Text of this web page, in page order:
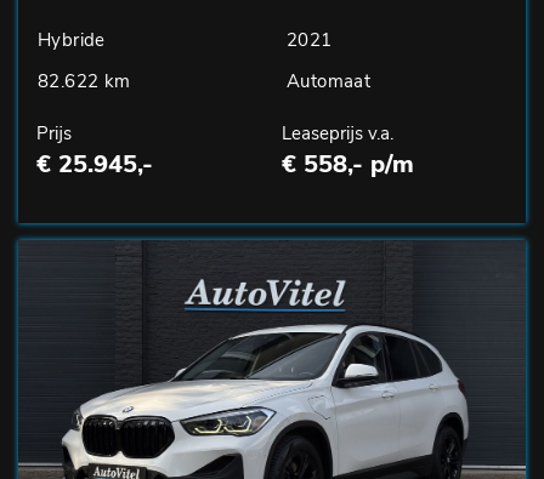
Hybride
2021
82.622 km
Automaat
Prijs
€ 25.945,-
Leaseprijs v.a.
€ 558,- p/m